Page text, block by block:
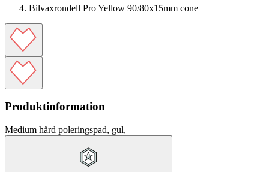
Bilvaxrondell Pro Yellow 90/80x15mm cone
Produktinformation
Medium hård poleringspad, gul,